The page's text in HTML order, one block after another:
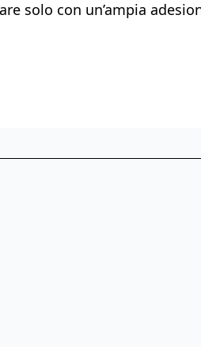
solo con un’ampia